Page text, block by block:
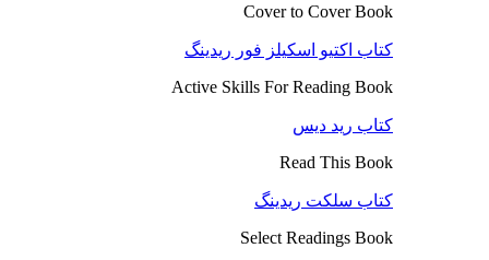
Cover to Cover Book
کتاب اکتیو اسکیلز فور ریدینگ
Active Skills For Reading Book
کتاب رید دیس
Read This Book
کتاب سلکت ریدینگ
Select Readings Book